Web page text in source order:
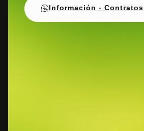
Información - Contratos